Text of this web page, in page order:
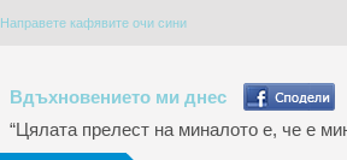
Направете кафявите очи сини
Вдъхновението ми днес
“Цялата прелест на миналото е, че е